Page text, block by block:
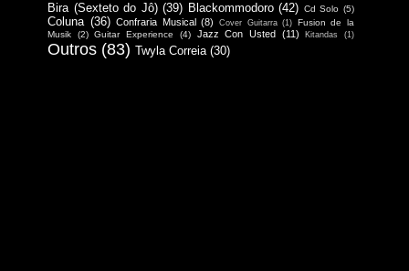
Bira (Sexteto do Jô) (39) Blackommodoro (42) Cd Solo (5)
Coluna (36) Confraria Musical (8) Cover Guitarra (1) Fusion de la
Musik
(2) Guitar Experience (4) Jazz Con Usted (11) Kitandas (1)
Outros (83) Twyla Correia (30)